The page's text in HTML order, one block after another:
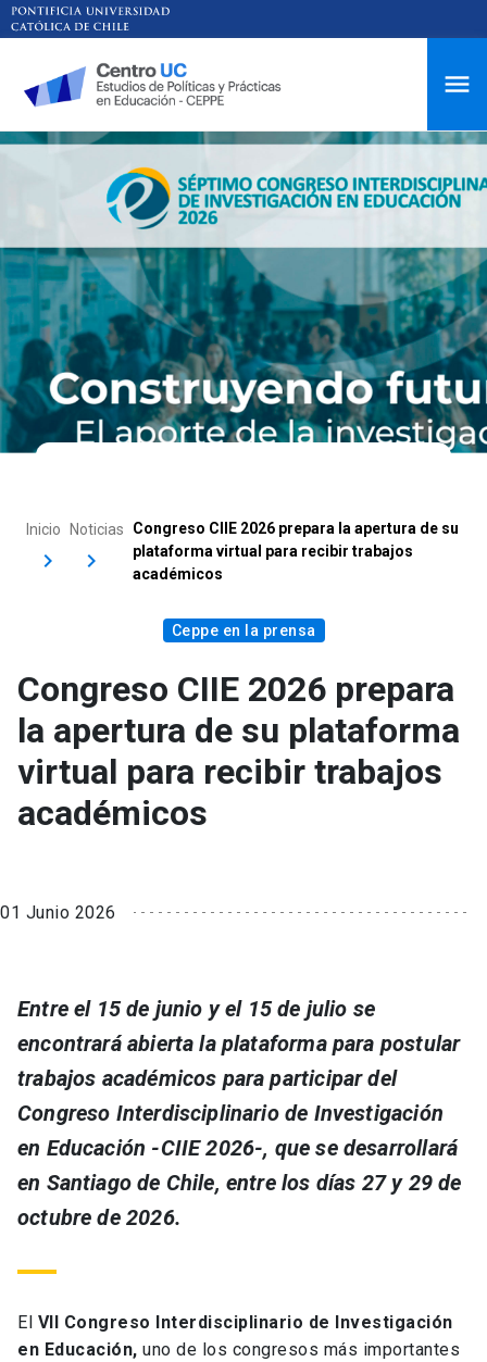
Inicio Noticias
Congreso CIIE 2026 prepara la apertura de su
plataforma virtual para recibir trabajos
académicos
Ceppe en la prensa
Congreso CIIE 2026 prepara
la apertura de su plataforma
virtual para recibir trabajos
académicos
01 Junio 2026
Entre el 15 de junio y el 15 de julio se
encontrará abierta la plataforma para postular
trabajos académicos para participar del
Congreso Interdisciplinario de Investigación
en Educación -CIIE 2026-, que se desarrollará
en Santiago de Chile, entre los días 27 y 29 de
octubre de 2026.
El VII Congreso Interdisciplinario de Investigación
en Educación, uno de los congresos más importantes